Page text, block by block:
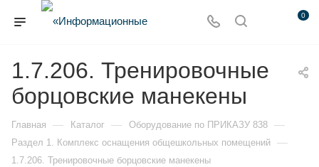
0
1.7.206. Тренировочные
борцовские манекены
Главная — Каталог — Оборудование по ПРИКАЗУ 838 —
Раздел 1. Комплекс оснащения общешкольных помещений —
1.7.206. Тренировочные борцовские манекены